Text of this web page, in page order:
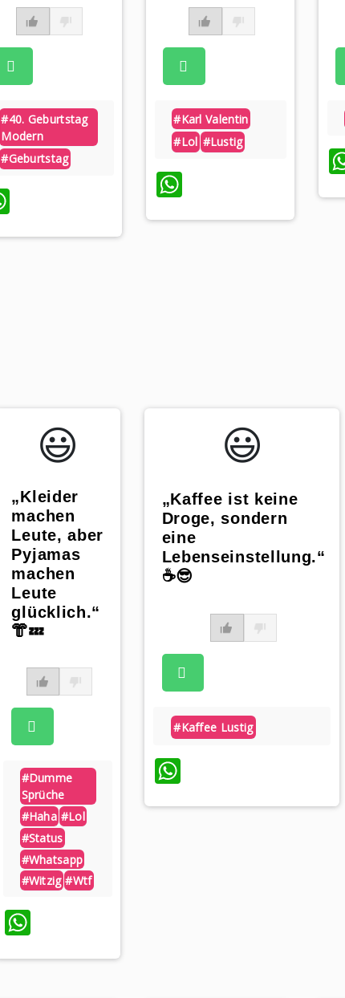
#40. Geburtstag
Modern
#geburtstag
WhatsApp
#karl Valentin
#lol #lustig
WhatsApp
😃️
„Kleider
machen
Leute, aber
Pyjamas
machen
Leute
glücklich.“
👘💤
#dumme
Sprüche
#haha #lol
#status
#whatsapp
#witzig #wtf
WhatsApp
😃️
„Kaffee ist keine
Droge, sondern
eine
Lebenseinstellung.“
☕️😎
#kaffee Lustig
WhatsApp